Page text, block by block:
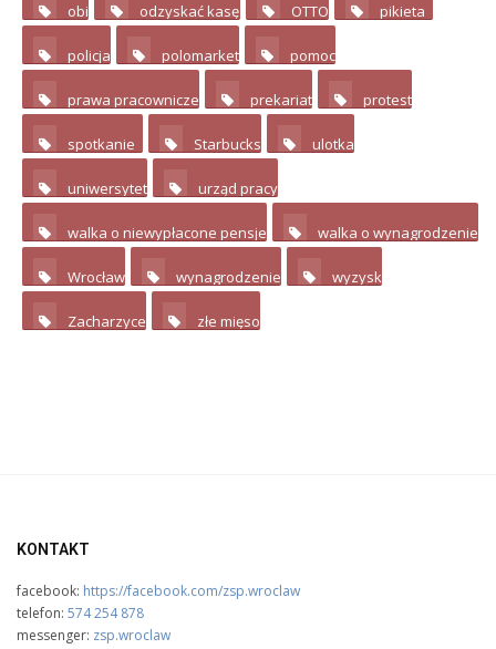
obi 2 odzyskać kasę 2 OTTO 8 pikieta
policja 3 polomarket 2 pomoc
prawa pracownicze 4 prekariat 3 protest
spotkanie 14 Starbucks 2 ulotka
uniwersytet 2 urząd pracy
walka o niewypłacone pensje 3 walka o wynagrodzenie
Wrocław 3 wynagrodzenie 2 wyzysk
Zacharzyce 3 złe mięso
KONTAKT
facebook: https://facebook.com/zsp.wroclaw
telefon: 574 254 878
messenger: zsp.wroclaw